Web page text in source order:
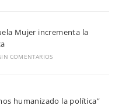
Mujer incrementa la
COMENTARIOS
humanizado la política”